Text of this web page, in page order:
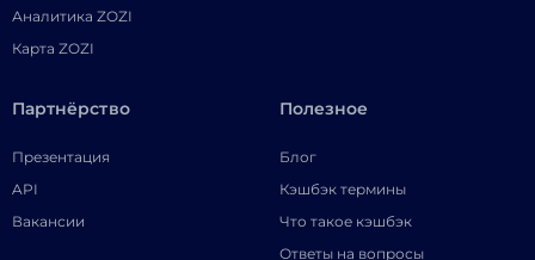
Аналитика ZOZI
Карта ZOZI
Партнёрство
Презентация
API
Вакансии
Полезное
Блог
Кэшбэк термины
Что такое кэшбэк
Ответы на вопросы